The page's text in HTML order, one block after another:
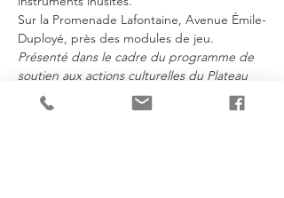
Sur la Promenade Lafontaine, Avenue Émile-
Duployé, près des modules de jeu.
Présenté dans le cadre du programme de
soutien aux actions culturelles du Plateau
Mont-Royal.